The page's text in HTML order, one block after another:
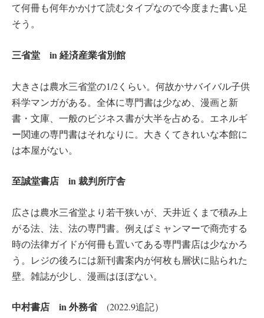
て何冊も何年かかけて読むタイプなので今度また書い足
そう。
三省堂 in 経済産業省別館
大きさは農水三省堂の1/2くらい。何故かサバイバル子供
科学マンガがある。全体に専門書は少なめ、漫画と新
書・文庫、一般のビジネス書が大半を占める。エネルギ
ー関連の専門書はそれなりに。大きくてきれいな本館に
は本屋がない。
至誠堂書店 in 裁判所庁舎
広さは農水三省堂より若干狭いが、天井近くまで積み上
がる法、法、法の専門書。例えばミャンマーで商売する
時の法律ガイドが何冊も置いてある専門書店は少なかろ
う。レジの後ろには新刊書案内が何枚も層状に貼られた
壁。雑誌が少し、漫画はほぼない。
中村書店 in 外務省(2022.9追記）